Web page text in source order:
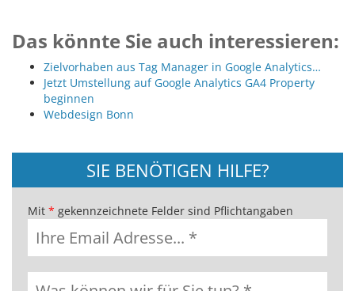
Das könnte Sie auch interessieren:
Zielvorhaben aus Tag Manager in Google Analytics…
Jetzt Umstellung auf Google Analytics GA4 Property
beginnen
Webdesign Bonn
SIE BENÖTIGEN HILFE?
Mit * gekennzeichnete Felder sind Pflichtangaben